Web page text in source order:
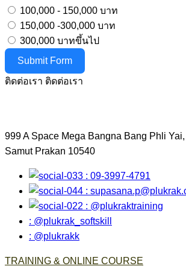
100,000 - 150,000 บาท
150,000 -300,000 บาท
300,000 บาทขึ้นไป
Submit Form
ติดต่อเรา ติดต่อเรา
999 A Space Mega Bangna Bang Phli
Samut Prakan 10540
: 09-3997-4791
:
: @plukraktraining
: @plukrak_softskill
: @plukrakk
TRAINING & ONLINE COURSE